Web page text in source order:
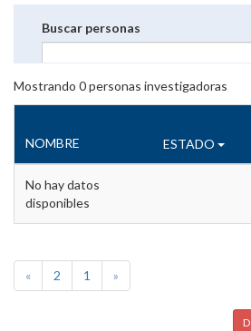
Buscar personas
Mostrando 0personas investigadoras
NOMBRE ESTADO
No hay datos
disponibles
« 2 1 »